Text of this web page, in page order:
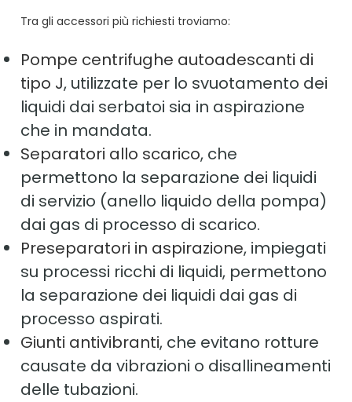
Tra gli accessori più richiesti troviamo:
Pompe centrifughe autoadescanti di
tipo J, utilizzate per lo svuotamento dei
liquidi dai serbatoi sia in aspirazione
che in mandata.
Separatori allo scarico, che
permettono la separazione dei liquidi
di servizio (anello liquido della pompa)
dai gas di processo di scarico.
Preseparatori in aspirazione, impiegati
su processi ricchi di liquidi, permettono
la separazione dei liquidi dai gas di
processo aspirati.
Giunti antivibranti, che evitano rotture
causate da vibrazioni o disallineamenti
delle tubazioni.